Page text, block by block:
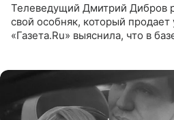
Телеведущий Дмитрий Дибров
свой особняк, который продает
«Газета.Ru» выяснила, что в